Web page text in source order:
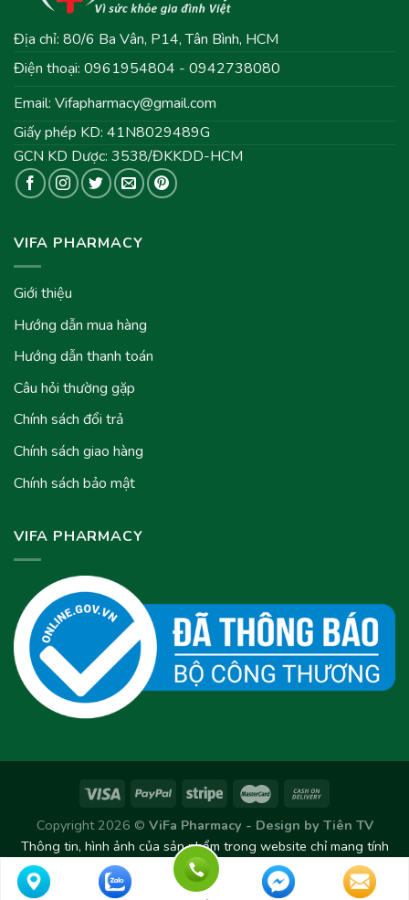
Địa chỉ: 80/6 Ba Vân, P14, Tân Bình, HCM
Điện thoại: 0961954804 - 0942738080
Email: Vifapharmacy@gmail.com
Giấy phép KD: 41N8029489G
GCN KD Dược: 3538/ĐKKDD-HCM
VIFA PHARMACY
Giới thiệu
Hướng dẫn mua hàng
Hướng dẫn thanh toán
Câu hỏi thường gặp
Chính sách đổi trả
Chính sách giao hàng
Chính sách bảo mật
VIFA PHARMACY
Copyright 2026 © ViFa Pharmacy - Design by Tiên TV
Thông tin, hình ảnh của sản phẩm trong website chỉ mang tính
chất tham khảo. Sản phẩm thực tế có thể thay đổi/chênh lệch
theo từng Lô sản xuất.